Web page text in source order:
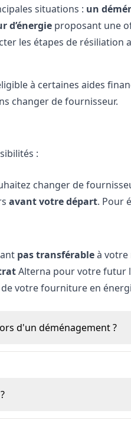
situations : un
d’énergieproposant une
les étapes de
à certaines aides
changer de fournisseur.
:
changer de
avant votre départ. Pour
pas transférableà votre
Alterna pour votre futur
votre fourniture en
d'un déménagement ?